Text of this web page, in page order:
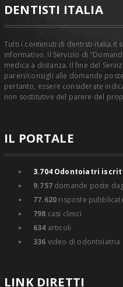
DENTISTI ITALIA
Tutti i contenuti di dentisti-italia.it
informativo. Il Servizio di
medica a distanza. Il fine del
pareri/consigli alle domande
pertanto, essere considerate
non sostitutive del parere del
IL PORTALE
3.704Odontoiatri
9.757domande poste
77.620 risposte
798 casi clinici
634 articoli
336 video di odontoiatria
LINK DIRETTI